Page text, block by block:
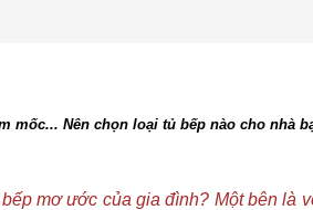
Nên chọn loại tủ bếp nào cho nhà
mơ ước của gia đình? Một bên là